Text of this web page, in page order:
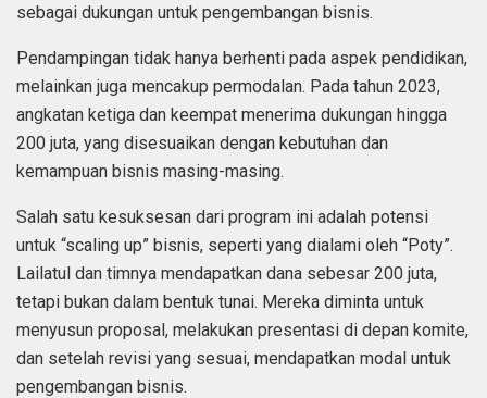
sebagai dukungan untuk pengembangan bisnis.
Pendampingan tidak hanya berhenti pada aspek pendidikan,
melainkan juga mencakup permodalan. Pada tahun 2023,
angkatan ketiga dan keempat menerima dukungan hingga
200 juta, yang disesuaikan dengan kebutuhan dan
kemampuan bisnis masing-masing.
Salah satu kesuksesan dari program ini adalah potensi
untuk “scaling up” bisnis, seperti yang dialami oleh “Poty”.
Lailatul dan timnya mendapatkan dana sebesar 200 juta,
tetapi bukan dalam bentuk tunai. Mereka diminta untuk
menyusun proposal, melakukan presentasi di depan komite,
dan setelah revisi yang sesuai, mendapatkan modal untuk
pengembangan bisnis.